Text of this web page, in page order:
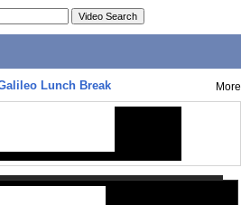
Lunch Break More